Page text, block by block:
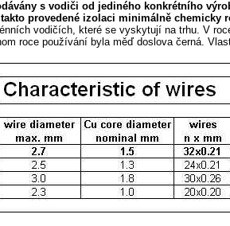
s vodiči od jediného konkrétního
takto provedené izolaci minimálně chemicky
vodičích, které se vyskytují na trhu. V
roce používání byla měď doslova černá.